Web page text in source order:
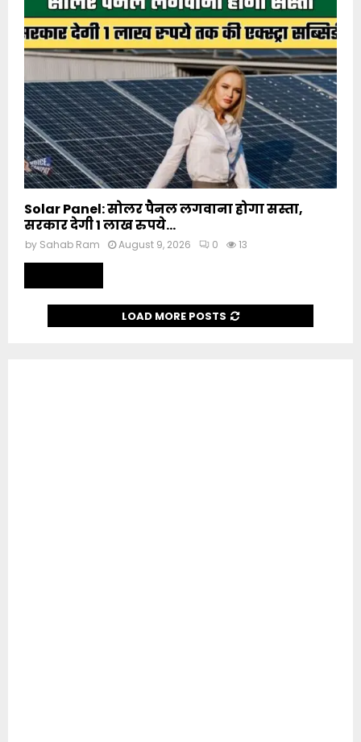
Solar Panel: सोलर पैनल लगवाना होगा सस्ता,
सरकार देगी 1 लाख रुपये...
by Sahab Ram August 9, 2026 0 13
LOAD MORE POSTS